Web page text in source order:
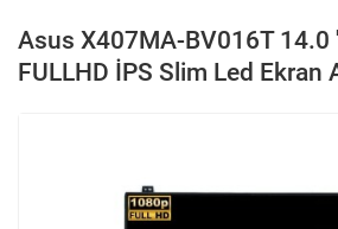
Asus X407MA-BV016T 14.0
FULLHD İPS Slim Led Ekran